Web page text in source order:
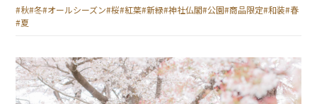
#秋#冬#オールシーズン#桜#紅葉#新緑#神社仏閣#公園#商品限定#和装#春
#夏